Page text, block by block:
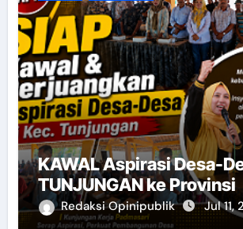
KAWAL Aspirasi Desa-
TUNJUNGAN ke Provinsi
Redaksi Opinipublik Jul 11,